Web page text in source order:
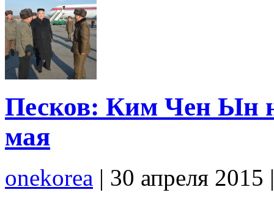
Песков: Ким Чен Ын
мая
onekorea | 30 апреля 2015